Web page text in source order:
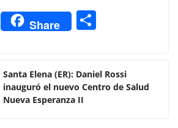
W
h
s
A
Share
p
ar
Santa Elena (ER): Daniel Rossi
inauguró el nuevo Centro de Salud
Nueva Esperanza II